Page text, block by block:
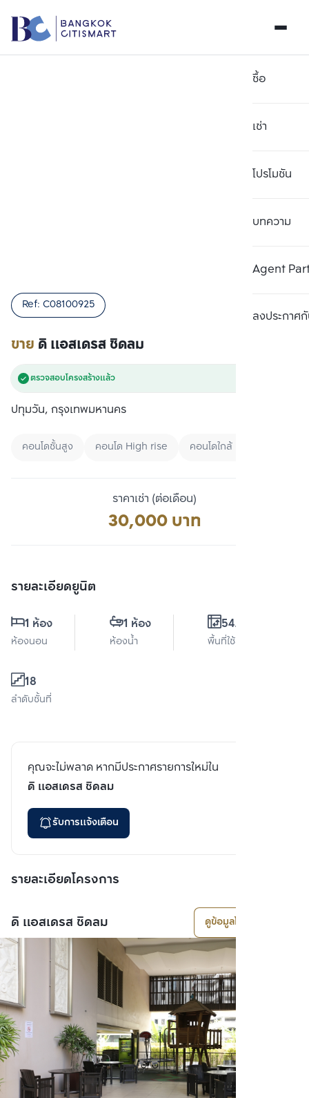
ซื้อ
เช่า
โปรโมชัน
บทความ
Agent
ลงประกาศกั
ขาย ดิ แอสเดรส ชิดลม
Ref: C08100925
ตรวจสอบโครงสร้างแล้ว
ปทุมวัน, กรุงเทพมหานคร
คอนโดชั้นสูง คอนโด High rise คอนโดใกล้ BTS
ราคาเช่า (ต่อเดือน)
30,000 บาท
รายละเอียดยูนิต
1 ห้อง
ห้องนอน
1 ห้อง
ห้องน้ำ
54.5 ตร.ม.
พื้นที่ใช้สอย
18
ลำดับชั้นที่
คุณจะไม่พลาด หากมีประกาศรายการใหม่ใน
ดิ แอสเดรส ชิดลม
รับการแจ้งเตือน
รายละเอียดโครงการ
ดิ แอสเดรส ชิดลม ดูข้อมูลโครงการ
เปรียบเทียบ